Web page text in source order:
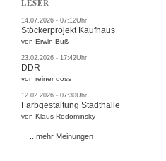
LESER
14.07.2026 - 07:12Uhr
Stöckerprojekt Kaufhaus
von Erwin Buß
23.02.2026 - 17:42Uhr
DDR
von reiner doss
12.02.2026 - 07:30Uhr
Farbgestaltung Stadthalle
von Klaus Rodominsky
...mehr Meinungen